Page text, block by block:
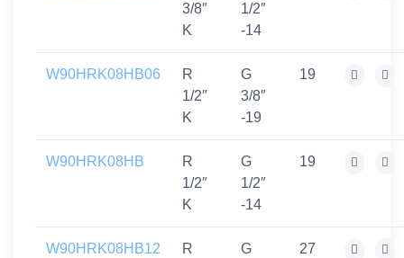
3/8″
K
1/2″
-14
W90HRK08HB06
R
1/2″
K
G
3/8″
-19
19
W90HRK08HB
R
1/2″
K
G
1/2″
-14
19
W90HRK08HB12
R
G
27